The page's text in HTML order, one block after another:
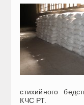
стихийного
КЧС РТ.